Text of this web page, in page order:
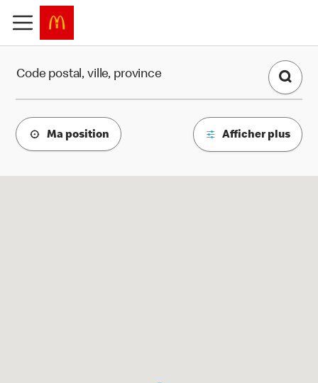
Code postal, ville, province
Ma position Afficher plus